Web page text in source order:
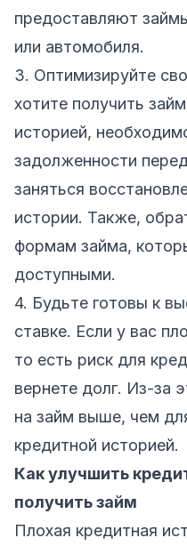
предоставляют
или автомобиля.
3. Оптимизируйте
хотите получить
историей,
задолженности
заняться
истории. Также,
формам займа,
доступными.
4. Будьте готовы к
ставке. Если у вас
то есть риск для
вернете долг. Из-за
на займ выше, чем
кредитной историей.
Как улучшить
получить займ
Плохая кредитная